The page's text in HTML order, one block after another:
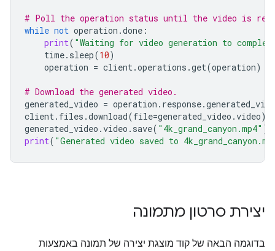
# Poll the operation status until the video is
while not operation .done :
print( "Waiting for video generation to
time. sleep(10)
operation = client.operations .get(operation)
# Download the generated video.
generated_video = operation . response.
client. files .download(file=generated_video .video)
generated_video .video . save( "4k_grand_canyon.mp4" )
print( "Generated video saved to
יצירת סרטון מתמונה
בדוגמה הבאה של קוד מוצגת יצירה של תמונה באמצעות